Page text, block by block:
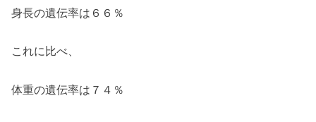
身長の遺伝率は６６％
これに比べ、
体重の遺伝率は７４％